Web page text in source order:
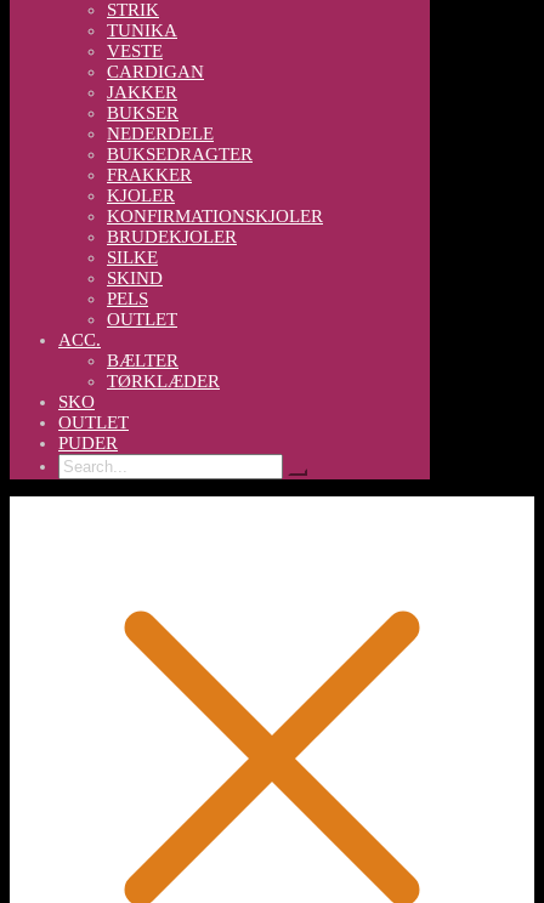
STRIK
TUNIKA
VESTE
CARDIGAN
JAKKER
BUKSER
NEDERDELE
BUKSEDRAGTER
FRAKKER
KJOLER
KONFIRMATIONSKJOLER
BRUDEKJOLER
SILKE
SKIND
PELS
OUTLET
ACC.
BÆLTER
TØRKLÆDER
SKO
OUTLET
PUDER